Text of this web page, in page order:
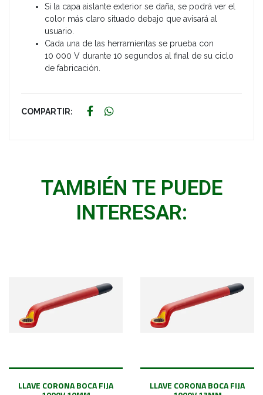
Si la capa aislante exterior se daña, se podrá ver el
color más claro situado debajo que avisará al
usuario.
Cada una de las herramientas se prueba con
10 000 V durante 10 segundos al final de su ciclo
de fabricación.
COMPARTIR:
TAMBIÉN TE PUEDE
INTERESAR:
LLAVE CORONA BOCA FIJA LLAVE CORONA BOCA FIJA